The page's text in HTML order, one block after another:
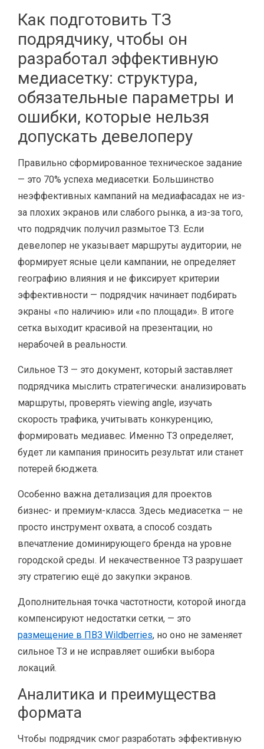
Как подготовить ТЗ
подрядчику, чтобы он
разработал эффективную
медиасетку: структура,
обязательные параметры и
ошибки, которые нельзя
допускать девелоперу
Правильно сформированное техническое задание
— это 70% успеха медиасетки. Большинство
неэффективных кампаний на медиафасадах не из-
за плохих экранов или слабого рынка, а из-за того,
что подрядчик получил размытое ТЗ. Если
девелопер не указывает маршруты аудитории, не
формирует ясные цели кампании, не определяет
географию влияния и не фиксирует критерии
эффективности — подрядчик начинает подбирать
экраны «по наличию» или «по площади». В итоге
сетка выходит красивой на презентации, но
нерабочей в реальности.
Сильное ТЗ — это документ, который заставляет
подрядчика мыслить стратегически: анализировать
маршруты, проверять viewing angle, изучать
скорость трафика, учитывать конкуренцию,
формировать медиавес. Именно ТЗ определяет,
будет ли кампания приносить результат или станет
потерей бюджета.
Особенно важна детализация для проектов
бизнес- и премиум-класса. Здесь медиасетка — не
просто инструмент охвата, а способ создать
впечатление доминирующего бренда на уровне
городской среды. И некачественное ТЗ разрушает
эту стратегию ещё до закупки экранов.
Дополнительная точка частотности, которой иногда
компенсируют недостатки сетки, — это
размещение в ПВЗ Wildberries, но оно не заменяет
сильное ТЗ и не исправляет ошибки выбора
локаций.
Аналитика и преимущества
формата
Чтобы подрядчик смог разработать эффективную